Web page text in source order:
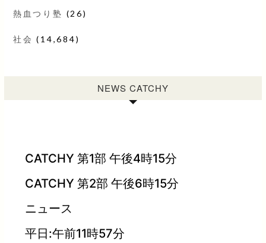
熱血つり塾 (26)
社会 (14,684)
NEWS CATCHY
CATCHY 第1部 午後4時15分
CATCHY 第2部 午後6時15分
ニュース
平日:午前11時57分